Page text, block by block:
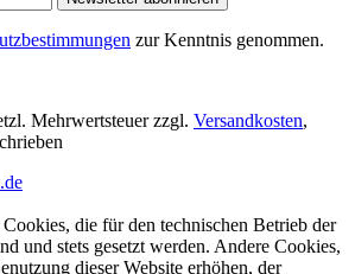
zur Kenntnis genommen.
Mehrwertsteuer zzgl. Versandkosten,
die für den technischen Betrieb der
und stets gesetzt werden. Andere Cookies,
dieser Website erhöhen, der